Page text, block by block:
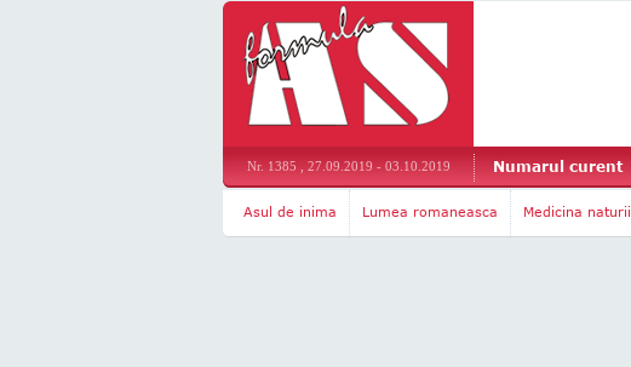
Nr. 1385 , 27.09.2019 - 03.10.2019 Numarul curent
Asul de inima Lumea romaneasca Medicina naturii